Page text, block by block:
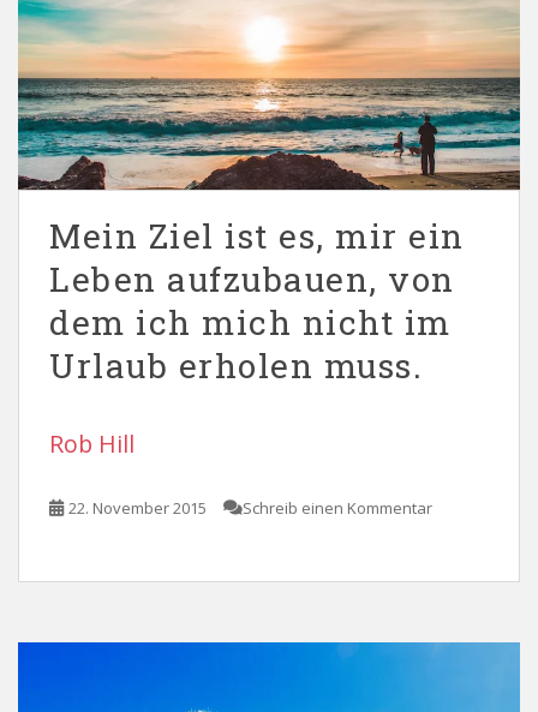
Mein Ziel ist es, mir ein
Leben aufzubauen, von
dem ich mich nicht im
Urlaub erholen muss.
Rob Hill
22. November 2015 Schreib einen Kommentar